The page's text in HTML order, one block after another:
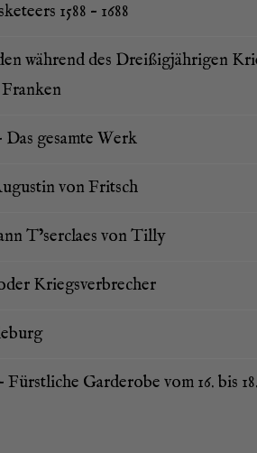
1588 – 1688
wäh­rend des Drei­ßig­jäh­ri­gen
Das gesam­te Werk
von Fritsch
T’serclaes von Tilly
Kriegsverbrecher
Fürst­li­che Gar­de­ro­be vom 16. bis